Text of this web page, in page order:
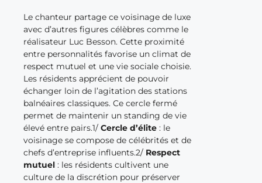
Le chanteur partage ce voisinage de luxe
avec d’autres figures célèbres comme le
réalisateur Luc Besson. Cette proximité
entre personnalités favorise un climat de
respect mutuel et une vie sociale choisie.
Les résidents apprécient de pouvoir
échanger loin de l’agitation des stations
balnéaires classiques. Ce cercle fermé
permet de maintenir un standing de vie
élevé entre pairs.1/ Cercle d’élite : le
voisinage se compose de célébrités et de
chefs d’entreprise influents.2/ Respect
mutuel : les résidents cultivent une
culture de la discrétion pour préserver